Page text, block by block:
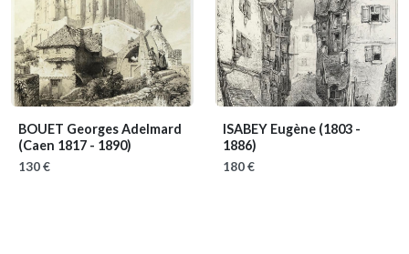
BOUET Georges Adelmard
(Caen 1817 - 1890)
130 €
ISABEY Eugène (1803 -
1886)
180 €